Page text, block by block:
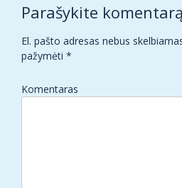
Parašykite komentarą
El. pašto adresas nebus
pažymėti *
Komentaras